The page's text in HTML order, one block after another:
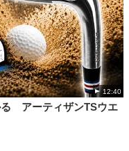
12:40
る アーティザンTSウエ